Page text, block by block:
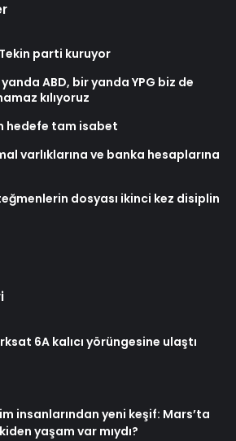
Tekin parti kuruyor
ABD, bir yanda YPG biz de
kılıyoruz
hedefe tam isabet
varlıklarına ve banka hesaplarına
dosyası ikinci kez disiplin
6A kalıcı yörüngesine ulaştı
insanlarından yeni keşif: Mars’ta
yaşam var mıydı?